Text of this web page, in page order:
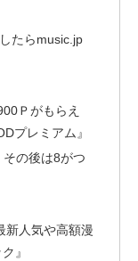
たらmusic.jp
Ｐがもらえ
プレミアム』
の後は8がつ
新人気や高額漫
』